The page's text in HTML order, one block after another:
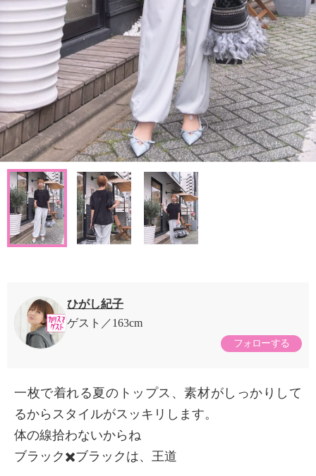
ひがし紀子
ゲスト
163cm
フォローする
一枚で着れる夏のトップス、素材がしっかりして
るからスタイルがスッキリします。
体の線拾わないからね
ブラック✖️ブラックは、王道